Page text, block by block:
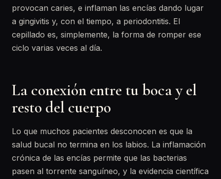
provocan caries, e inflaman las encías dando lugar
a gingivitis y, con el tiempo, a periodontitis. El
cepillado es, simplemente, la forma de romper ese
ciclo varias veces al día.
La conexión entre tu boca y el
resto del cuerpo
Lo que muchos pacientes desconocen es que la
salud bucal no termina en los labios. La inflamación
crónica de las encías permite que las bacterias
pasen al torrente sanguíneo, y la evidencia científica